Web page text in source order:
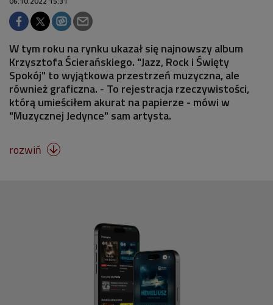
W tym roku na rynku ukazał się najnowszy album
Krzysztofa Ścierańskiego. "Jazz, Rock i Święty
Spokój" to wyjątkowa przestrzeń muzyczna, ale
również graficzna. - To rejestracja rzeczywistości,
którą umieściłem akurat na papierze - mówi w
"Muzycznej Jedynce" sam artysta.
rozwiń 